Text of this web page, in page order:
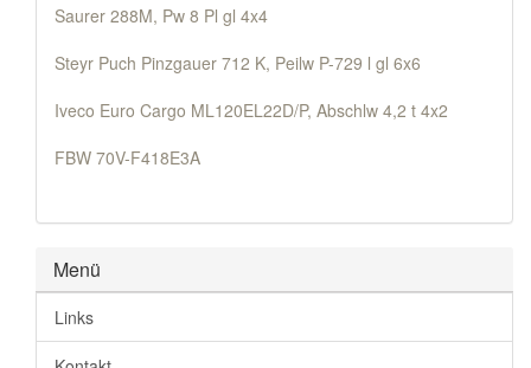
Saurer 288M, Pw 8 Pl gl 4x4
Steyr Puch Pinzgauer 712 K, Peilw P-729 l gl 6x6
Iveco Euro Cargo ML120EL22D/P, Abschlw 4,2 t 4x2
FBW 70V-F418E3A
Menü
Links